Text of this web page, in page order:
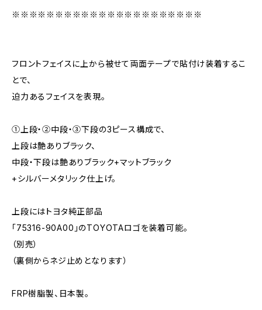
※※※※※※※※※※※※※※※※※※※※※※
フロントフェイスに上から被せて両面テープで貼付け装着するこ
とで、
迫力あるフェイスを表現。
①上段・②中段・③下段の3ピース構成で、
上段は艶ありブラック、
中段・下段は艶ありブラック+マットブラック
+シルバーメタリック仕上げ。
上段にはトヨタ純正部品
「75316-90A00」のTOYOTAロゴを装着可能。
（別売）
（裏側からネジ止めとなります）
FRP樹脂製、日本製。